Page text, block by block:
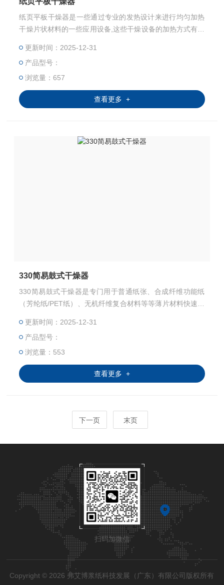
纸页平板干燥器是一些通过专业的发热设计来进行均匀加热
干燥片状材料的一些应用设备,这些干燥设备的加热方式有很
热的等等几种方式，最终目的是实现材料的均匀快速干燥，
可杜绝干燥不均匀，材料褶皱等等现象。
更新时间：2025-12-31
产品型号：
浏览量：657
查看更多 +
330简易鼓式干燥器
330简易鼓式干燥器是专门用于普通纸张、合成纤维功能纸
（芳纶纸/PET纸）、无机纤维复合材料等等薄片材料快速干
用不锈钢材料，使用电热方式，双重温度传感控制系统。
更新时间：2025-12-31
产品型号：
浏览量：553
查看更多 +
下一页 末页
扫码加微信
Copyright © 2026 弗艾博浆纸科技发展（广东）有限公司版权所有